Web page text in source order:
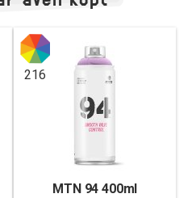
216
MTN 94 400ml